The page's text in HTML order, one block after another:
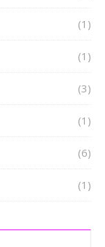
(1)
(1)
(3)
(1)
(6)
(1)